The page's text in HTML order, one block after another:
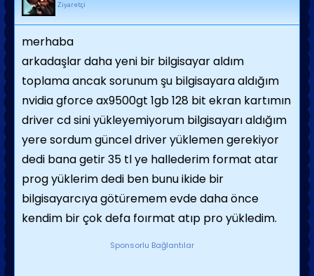
Ziyaretçi
merhaba
arkadaşlar daha yeni bir bilgisayar aldım
toplama ancak sorunum şu bilgisayara aldığım
nvidia gforce ax9500gt 1gb 128 bit ekran kartımın
driver cd sini yükleyemiyorum bilgisayarı aldığım
yere sordum güncel driver yüklemen gerekiyor
dedi bana getir 35 tl ye hallederim format atar
prog yüklerim dedi ben bunu ikide bir
bilgisayarcıya götüremem evde daha önce
kendim bir çok defa foırmat atıp pro yükledim.
Sponsorlu Bağlantılar